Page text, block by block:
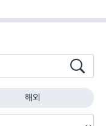
해외